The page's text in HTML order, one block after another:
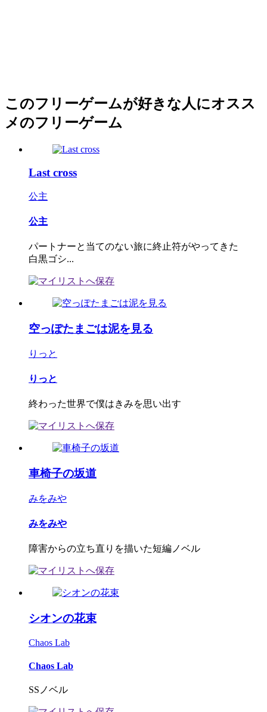
このフリーゲームが好きな人にオスス
メのフリーゲーム
Last cross
公主
公主
パートナーと当てのない旅に終止符がやってきた
白黒ゴシ...
空っぽたまごは泥を見る
りっと
りっと
終わった世界で僕はきみを思い出す
車椅子の坂道
みをみや
みをみや
障害からの立ち直りを描いた短編ノベル
シオンの花束
Chaos Lab
Chaos Lab
SSノベル